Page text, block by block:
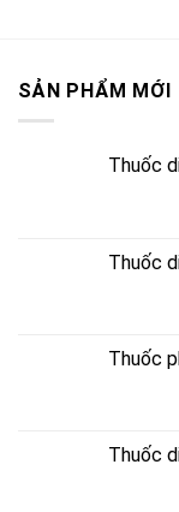
SẢN PHẨM MỚI
Thuốc
Thuốc
Thuốc
Thuốc